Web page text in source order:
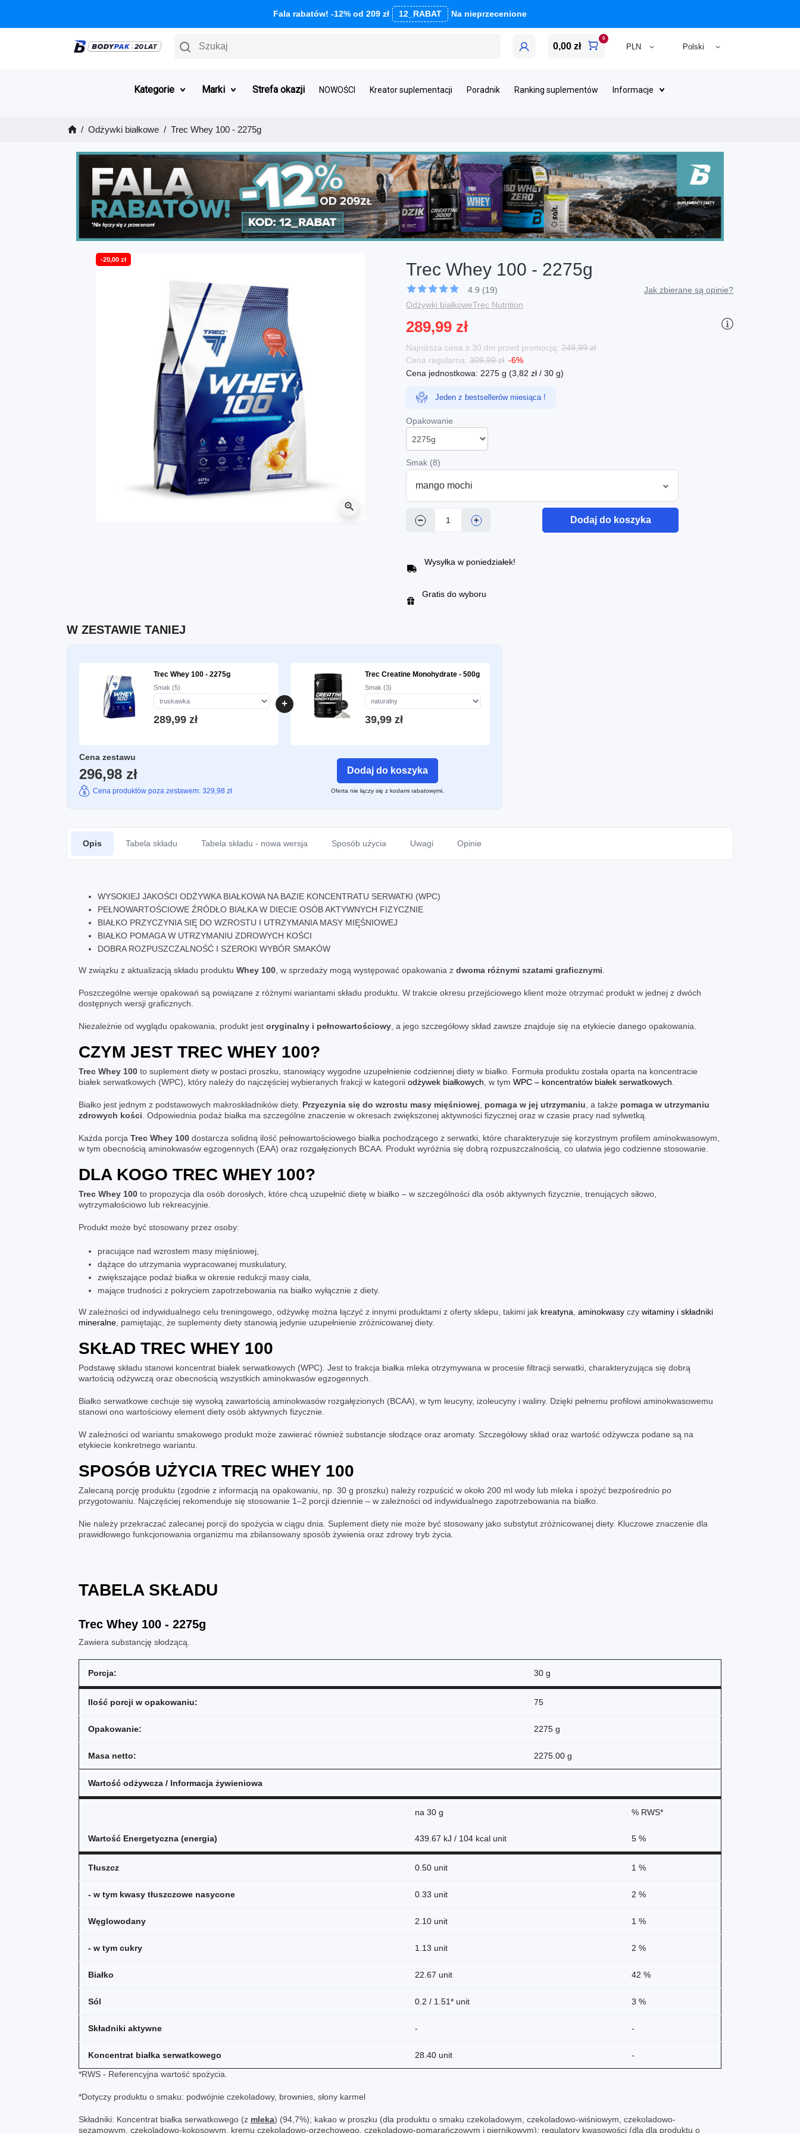
Fala rabatów! -12% od 209 zł 12_RABAT Na nieprzecenione
Szukaj 0,00 zł
0
Kategorie Marki Strefa okazji NOWOŚCI Kreator suplementacji Poradnik Ranking suplementów Informacje
Odżywki białkowe Trec Whey 100 - 2275g
-20,00 zł
zoom_in
Trec Whey 100 - 2275g
4.9 (19)
Jak zbierane są opinie?
Odżywki białkoweTrec Nutrition
289,99 zł
Najniższa cena z 30 dni przed promocją: 249,99 zł
Cena regularna: 309,99 zł -6%
Cena jednostkowa: 2275 g (3,82 zł / 30 g)
Jeden z bestsellerów miesiąca !
Opakowanie
Smak (8)
mango mochi
− + Dodaj do koszyka
Wysyłka w poniedziałek!
Gratis do wyboru
W ZESTAWIE TANIEJ
Trec Whey 100 - 2275g
Smak (5)
289,99 zł
+
Trec Creatine Monohydrate - 500g
Smak (3)
39,99 zł
Cena zestawu
296,98 zł
Cena produktów poza zestawem: 329,98 zł
Dodaj do koszyka
Oferta nie łączy się z kodami rabatowymi.
Opis Tabela składu Tabela składu - nowa wersja Sposób użycia Uwagi Opinie
WYSOKIEJ JAKOŚCI ODŻYWKA BIAŁKOWA NA BAZIE KONCENTRATU SERWATKI (WPC)
PEŁNOWARTOŚCIOWE ŹRÓDŁO BIAŁKA W DIECIE OSÓB AKTYWNYCH FIZYCZNIE
BIAŁKO PRZYCZYNIA SIĘ DO WZROSTU I UTRZYMANIA MASY MIĘŚNIOWEJ
BIAŁKO POMAGA W UTRZYMANIU ZDROWYCH KOŚCI
DOBRA ROZPUSZCZALNOŚĆ I SZEROKI WYBÓR SMAKÓW
W związku z aktualizacją składu produktu Whey 100 , w sprzedaży mogą występować opakowania z dwoma różnymi szatami graficznymi
Poszczególne wersje opakowań są powiązane z różnymi wariantami składu produktu. W trakcie okresu przejściowego klient może otrzymać produkt w jednej z dwóch
dostępnych wersji graficznych.
Niezależnie od wyglądu opakowania, produkt jest oryginalny i pełnowartościowy , a jego szczegółowy skład zawsze znajduje się na etykiecie danego opakowania.
CZYM JEST TREC WHEY 100?
Trec Whey 100 to suplement diety w postaci proszku, stanowiący wygodne uzupełnienie codziennej diety w białko. Formuła produktu została oparta na koncentracie
białek serwatkowych (WPC), który należy do najczęściej wybieranych frakcji w kategorii odżywek białkowych , w tym WPC – koncentratów białek serwatkowych
Białko jest jednym z podstawowych makroskładników diety. Przyczynia się do wzrostu masy mięśniowej pomaga w jej utrzymaniu , a także pomaga w utrzymaniu
zdrowych kości . Odpowiednia podaż białka ma szczególne znaczenie w okresach zwiększonej aktywności fizycznej oraz w czasie pracy nad sylwetką.
Każda porcja Trec Whey 100 dostarcza solidną ilość pełnowartościowego białka pochodzącego z serwatki, które charakteryzuje się korzystnym profilem aminokwasowym,
w tym obecnością aminokwasów egzogennych (EAA) oraz rozgałęzionych BCAA. Produkt wyróżnia się dobrą rozpuszczalnością, co ułatwia jego codzienne stosowanie.
DLA KOGO TREC WHEY 100?
Trec Whey 100 to propozycja dla osób dorosłych, które chcą uzupełnić dietę w białko – w szczególności dla osób aktywnych fizycznie, trenujących siłowo,
wytrzymałościowo lub rekreacyjnie.
Produkt może być stosowany przez osoby:
pracujące nad wzrostem masy mięśniowej,
dążące do utrzymania wypracowanej muskulatury,
zwiększające podaż białka w okresie redukcji masy ciała,
mające trudności z pokryciem zapotrzebowania na białko wyłącznie z diety.
W zależności od indywidualnego celu treningowego, odżywkę można łączyć z innymi produktami z oferty sklepu, takimi jak kreatyna aminokwasy czy witaminy i składniki
mineralne , pamiętając, że suplementy diety stanowią jedynie uzupełnienie zróżnicowanej diety.
SKŁAD TREC WHEY 100
Podstawę składu stanowi koncentrat białek serwatkowych (WPC). Jest to frakcja białka mleka otrzymywana w procesie filtracji serwatki, charakteryzująca się dobrą
wartością odżywczą oraz obecnością wszystkich aminokwasów egzogennych.
Białko serwatkowe cechuje się wysoką zawartością aminokwasów rozgałęzionych (BCAA), w tym leucyny, izoleucyny i waliny. Dzięki pełnemu profilowi aminokwasowemu
stanowi ono wartościowy element diety osób aktywnych fizycznie.
W zależności od wariantu smakowego produkt może zawierać również substancje słodzące oraz aromaty. Szczegółowy skład oraz wartość odżywcza podane są na
etykiecie konkretnego wariantu.
SPOSÓB UŻYCIA TREC WHEY 100
Zalecaną porcję produktu (zgodnie z informacją na opakowaniu, np. 30 g proszku) należy rozpuścić w około 200 ml wody lub mleka i spożyć bezpośrednio po
przygotowaniu. Najczęściej rekomenduje się stosowanie 1–2 porcji dziennie – w zależności od indywidualnego zapotrzebowania na białko.
Nie należy przekraczać zalecanej porcji do spożycia w ciągu dnia. Suplement diety nie może być stosowany jako substytut zróżnicowanej diety. Kluczowe znaczenie dla
prawidłowego funkcjonowania organizmu ma zbilansowany sposób żywienia oraz zdrowy tryb życia.
TABELA SKŁADU
Trec Whey 100 - 2275g
Zawiera substancję słodzącą.
Porcja: 30 g
Ilość porcji w opakowaniu: 75
Opakowanie: 2275 g
Masa netto: 2275.00 g
Wartość odżywcza / Informacja żywieniowa
na 30 g % RWS*
Wartość Energetyczna (energia) 439.67 kJ / 104 kcal unit 5 %
Tłuszcz 0.50 unit 1 %
- w tym kwasy tłuszczowe nasycone 0.33 unit 2 %
Węglowodany 2.10 unit 1 %
- w tym cukry 1.13 unit 2 %
Białko 22.67 unit 42 %
Sól 0.2 / 1.51* unit 3 %
Składniki aktywne - -
Koncentrat białka serwatkowego 28.40 unit
-
*RWS - Referencyjna wartość spożycia.
*Dotyczy produktu o smaku: podwójnie czekoladowy, brownies, słony karmel
Składniki: Koncentrat białka serwatkowego (z mleka) (94,7%); kakao w proszku (dla produktu o smaku czekoladowym, czekoladowo-wiśniowym, czekoladowo-
sezamowym, czekoladowo-kokosowym, kremu czekoladowo-orzechowego, czekoladowo-pomarańczowym i piernikowym); regulatory kwasowości (dla dla produktu o